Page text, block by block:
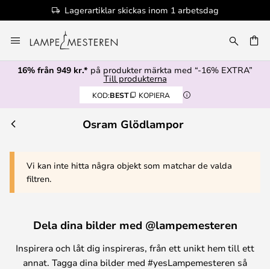
Lagerartiklar skickas inom 1 arbetsdag
till
innehållet
16% från 949 kr.* på produkter märkta med “-16% EXTRA”
Till produkterna
KOD:BEST KOPIERA
Osram Glödlampor
Vi kan inte hitta några objekt som matchar de valda
filtren.
Dela dina bilder med @lampemesteren
Inspirera och låt dig inspireras, från ett unikt hem till ett
annat. Tagga dina bilder med #yesLampemesteren så